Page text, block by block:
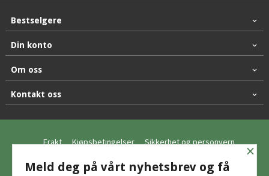
Bestselgere
Din konto
Om oss
Kontakt oss
Frakt Kjøpsbetingelser Sikkerhet og personvern
Nyhetsbrev
×
Meld deg på vårt nyhetsbrev og få